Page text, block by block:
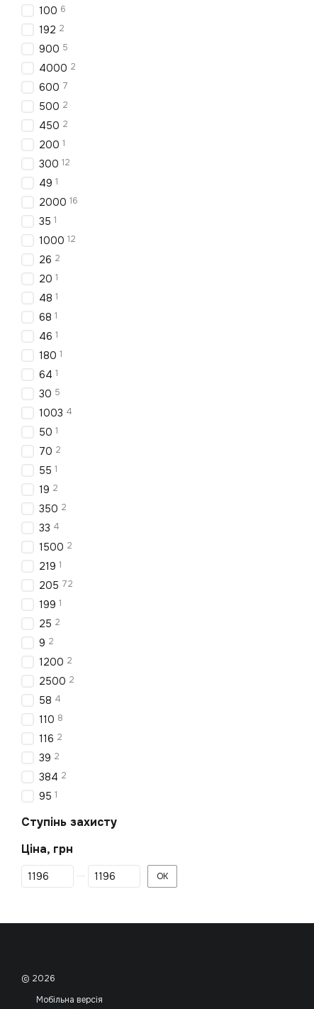
100 6
192 2
900 5
4000 2
600 7
500 2
450 2
200 1
300 12
49 1
2000 16
35 1
1000 12
26 2
20 1
48 1
68 1
46 1
180 1
64 1
30 5
1003 4
50 1
70 2
55 1
19 2
350 2
33 4
1500 2
219 1
205 72
199 1
25 2
9 2
1200 2
2500 2
58 4
110 8
116 2
39 2
384 2
95 1
Ступінь захисту
Ціна, грн
Від Ціна, грн
До Ціна, грн ОК
© 2026
Мобільна версія